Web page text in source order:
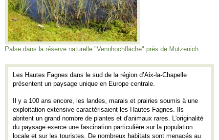
Palse dans la réserve naturelle "Vennhochfläche" près de Mützenich
Les Hautes Fagnes dans le sud de la région d’Aix-la-Chapelle
présentent un paysage unique en Europe centrale.
Il y a 100 ans encore, les landes, marais et prairies soumis à une
exploitation extensive caractérisaient les Hautes Fagnes. Ils
abritent un grand nombre de plantes et d'animaux rares. L'originalité
du paysage exerce une fascination particulière sur la population
locale et sur les touristes. De nombreux habitats sont menacés au